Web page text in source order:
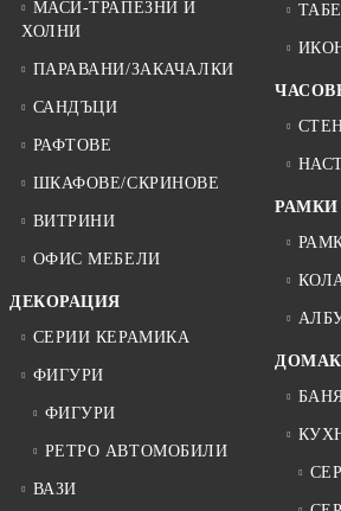
МАСИ-ТРАПЕЗНИ И
ХОЛНИ
ПАРАВАНИ/ЗАКАЧАЛКИ
САНДЪЦИ
РАФТОВЕ
ШКАФОВЕ/СКРИНОВЕ
ВИТРИНИ
ОФИС МЕБЕЛИ
ДЕКОРАЦИЯ
СЕРИИ КЕРАМИКА
ФИГУРИ
ФИГУРИ
РЕТРО АВТОМОБИЛИ
ВАЗИ
РАМКИ